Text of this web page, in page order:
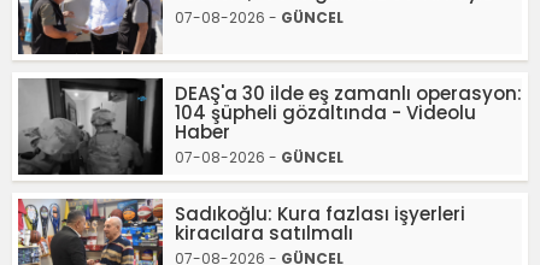
07-08-2026 - GÜNCEL
DEAŞ'a 30 ilde eş zamanlı operasyon:
104 şüpheli gözaltında - Videolu
Haber
07-08-2026 - GÜNCEL
Sadıkoğlu: Kura fazlası işyerleri
kiracılara satılmalı
07-08-2026 - GÜNCEL